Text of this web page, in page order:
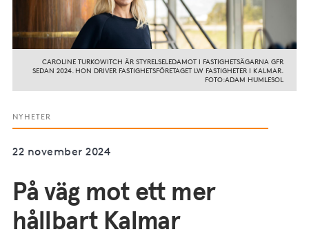
CAROLINE TURKOWITCH ÄR STYRELSELEDAMOT I FASTIGHETSÄGARNA GFR
SEDAN 2024. HON DRIVER FASTIGHETSFÖRETAGET LW FASTIGHETER I KALMAR.
FOTO:ADAM HUMLESOL
NYHETER
22 november 2024
På väg mot ett mer
hållbart Kalmar